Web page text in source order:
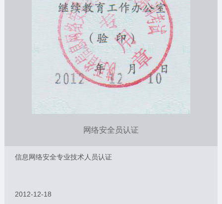
网络安全员认证
信息网络安全专业技术人员认证
2012-12-18